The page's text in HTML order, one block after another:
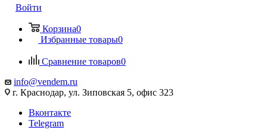
Войти
Корзина0
Избранные товары0
Сравнение товаров0
info@vendem.ru
г. Краснодар, ул. Зиповская 5, офис 323
Вконтакте
Telegram